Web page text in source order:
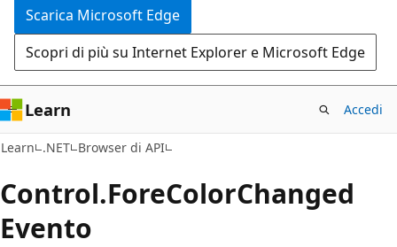
Scarica Microsoft Edge
Scopri di più su Internet Explorer e Microsoft Edge
Learn Accedi
Learn .NET Browser di API
Control.ForeColorChanged
Evento